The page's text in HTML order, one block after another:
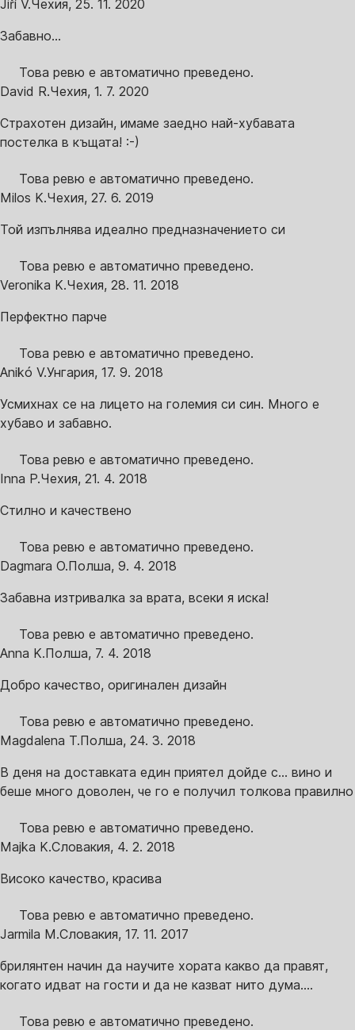
Jiří V.Чехия, 25. 11. 2020
Забавно...
Това ревю е автоматично преведено.
David R.Чехия, 1. 7. 2020
Страхотен дизайн, имаме заедно най-хубавата
постелка в къщата! :-)
Това ревю е автоматично преведено.
Milos K.Чехия, 27. 6. 2019
Той изпълнява идеално предназначението си
Това ревю е автоматично преведено.
Veronika K.Чехия, 28. 11. 2018
Перфектно парче
Това ревю е автоматично преведено.
Anikó V.Унгария, 17. 9. 2018
Усмихнах се на лицето на големия си син. Много е
хубаво и забавно.
Това ревю е автоматично преведено.
Inna P.Чехия, 21. 4. 2018
Стилно и качествено
Това ревю е автоматично преведено.
Dagmara O.Полша, 9. 4. 2018
Забавна изтривалка за врата, всеки я иска!
Това ревю е автоматично преведено.
Anna K.Полша, 7. 4. 2018
Добро качество, оригинален дизайн
Това ревю е автоматично преведено.
Magdalena T.Полша, 24. 3. 2018
В деня на доставката един приятел дойде с... вино и
беше много доволен, че го е получил толкова правилно
Това ревю е автоматично преведено.
Majka K.Словакия, 4. 2. 2018
Високо качество, красива
Това ревю е автоматично преведено.
Jarmila M.Словакия, 17. 11. 2017
брилянтен начин да научите хората какво да правят,
когато идват на гости и да не казват нито дума....
Това ревю е автоматично преведено.